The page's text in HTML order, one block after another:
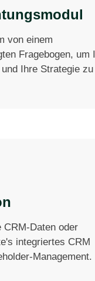
von einem
Fragebogen, um
Ihre Strategie zu
CRM-Daten oder
integriertes CRM
Management.